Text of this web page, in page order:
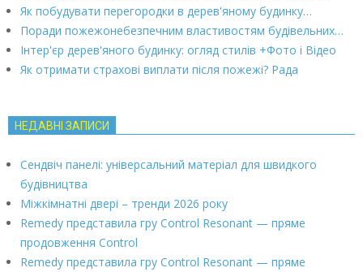
Як побудувати перегородки в дерев'яному будинку…
Поради пожежонебезпечним властивостям будівельних…
Інтер'єр дерев'яного будинку: огляд стилів +Фото і Відео
Як отримати страхові виплати після пожежі? Рада
НЕДАВНІ ЗАПИСИ
Сендвіч панелі: універсальний матеріал для швидкого
будівництва
Міжкімнатні двері – тренди 2026 року
Remedy представила гру Control Resonant — пряме
продовження Control
Remedy представила гру Control Resonant — пряме